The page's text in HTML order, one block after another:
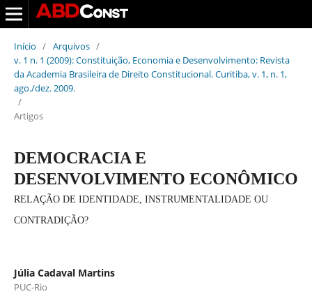
Início / Arquivos /
v. 1 n. 1 (2009): Constituição, Economia e Desenvolvimento: Revista
da Academia Brasileira de Direito Constitucional. Curitiba, v. 1, n. 1,
ago./dez. 2009.
/
Artigos
DEMOCRACIA E
DESENVOLVIMENTO ECONÔMICO
RELAÇÃO DE IDENTIDADE, INSTRUMENTALIDADE OU
CONTRADIÇÃO?
Júlia Cadaval Martins
PUC-Rio